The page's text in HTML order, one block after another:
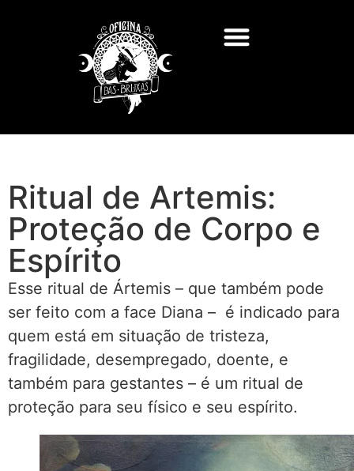
Ritual de Artemis:
Proteção de Corpo e
Espírito
Esse ritual de Ártemis – que também pode
ser feito com a face Diana – é indicado para
quem está em situação de tristeza,
fragilidade, desempregado, doente, e
também para gestantes – é um ritual de
proteção para seu físico e seu espírito.